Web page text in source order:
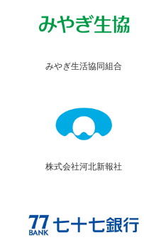
みやぎ生活協同組合
株式会社河北新報社